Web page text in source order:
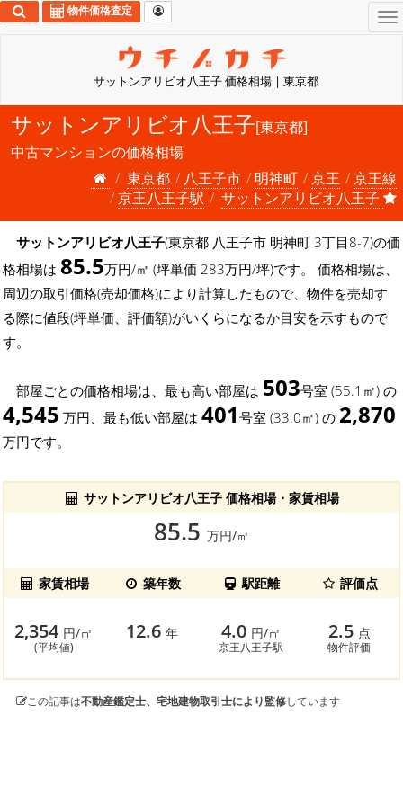
サットンアリビオ八王子 価格相場 | 東京都
物件価格査定
サットンアリビオ八王子[東京都]
中古マンションの価格相場
東京都
八王子市 明神町 京王
京王線
京王八王子駅
サットンアリビオ八王子
サットンアリビオ八王子(東京都 八王子市 明神町 3丁目8-7)の価
格相場は 85.5万円/㎡ (坪単価 283万円/坪)です。 価格相場は、
周辺の取引価格(売却価格)により計算したもので、物件を売却す
る際に値段(坪単価、評価額)がいくらになるか目安を示すもので
す。
部屋ごとの価格相場は、最も高い部屋は 503号室 (55.1㎡) の
4,545 万円、最も低い部屋は 401 号室 (33.0㎡) の 2,870
万円です。
サットンアリビオ八王子 価格相場・家賃相場
85.5 万円/㎡
家賃相場 築年数 駅距離 評価点
2,354 円/㎡
(平均値)
12.6年 4.0 円/㎡
京王八王子駅
2.5 点
物件評価
この記事は不動産鑑定士、宅地建物取引士により監修しています